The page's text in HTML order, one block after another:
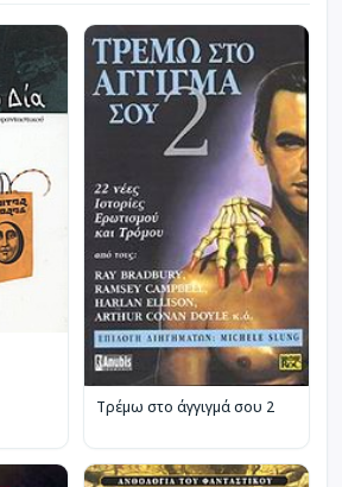
Τρέμω στο άγγιγμά σου 2